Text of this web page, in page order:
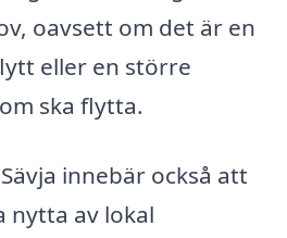
oavsett om det är en
eller en större
ska flytta.
innebär också att
nytta av lokal